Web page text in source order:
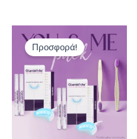
Προσφορά!
range:
€ 37,49
through
€ 134,99
Αυτό
το
προϊόν
έχει
πολλαπλές
παραλλαγές.
Οι